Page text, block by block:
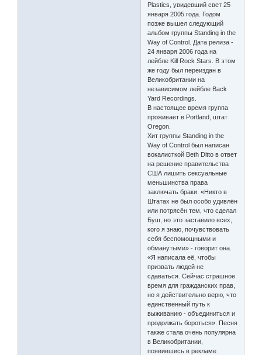
Plastics, увидевший свет 25
января 2005 года. Годом
позже вышел следующий
альбом группы Standing in the
Way of Control. Дата релиза -
24 января 2006 года на
лейбле Kill Rock Stars. В этом
же году был переиздан в
Великобритании на
независимом лейбле Back
Yard Recordings.
В настоящее время группа
проживает в Portland, штат
Oregon.
Хит группы Standing in the
Way of Control был написан
вокалисткой Beth Ditto в ответ
на решение правительства
США лишить сексуальные
меньшинства права
заключать браки. «Никто в
Штатах не был особо удивлён
или потрясён тем, что сделал
Буш, но это заставило всех,
кого я знаю, почувствовать
себя беспомощными и
обманутыми» - говорит она.
«Я написала её, чтобы
призвать людей не
сдаваться. Сейчас страшное
время для гражданских прав,
но я действительно верю, что
единственный путь к
выживанию - объединиться и
продолжать бороться». Песня
также стала очень популярна
в Великобритании,
появившись в рекламе